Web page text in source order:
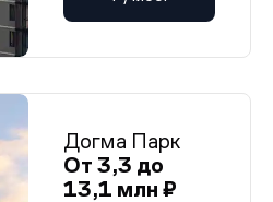
Догма Парк
От 3,3 до
13,1 млн ₽